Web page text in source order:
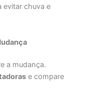
evitar chuva e
a mudança.
e compare